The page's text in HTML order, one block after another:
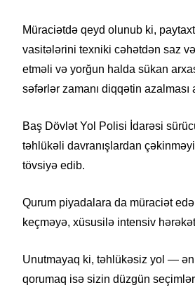
Müraciətdə qeyd olunub ki,
vasitələrini texniki cəhətdən saz
etməli və yorğun halda sükan
səfərlər zamanı diqqətin
Baş Dövlət Yol Polisi İdarəsi
təhlükəli davranışlardan
tövsiyə edib.
Qurum piyadalara da müraciət
keçməyə, xüsusilə intensiv
Unutmayaq ki, təhlükəsiz yol —
qorumaq isə sizin düzgün